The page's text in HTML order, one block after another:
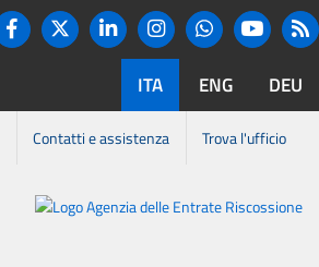
Twitter
LinkedinInstagram
ITA ENG DEU
Contatti e assistenza Trova l'ufficio